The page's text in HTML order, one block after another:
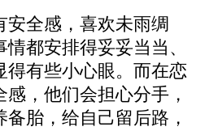
全感，喜欢未雨绸
都安排得妥妥当当、
得有些小心眼。而在恋
，他们会担心分手，
胎，给自己留后路，